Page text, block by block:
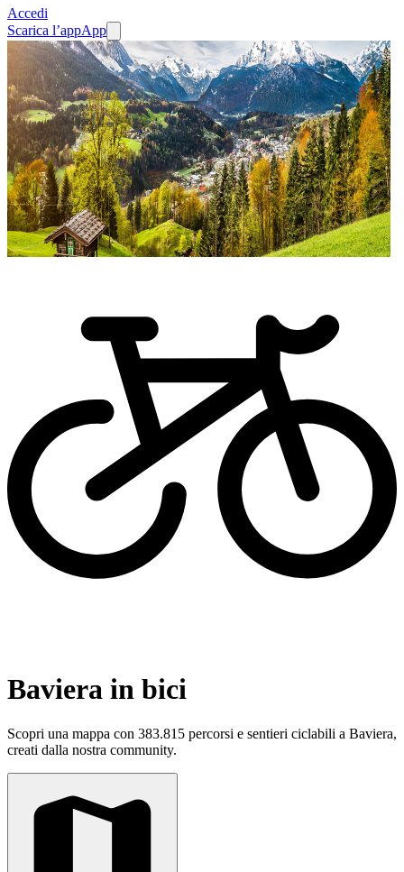
Accedi
Scarica l’appApp
Baviera in bici
Scopri una mappa con 383.815 percorsi e sentieri ciclabili a Baviera,
creati dalla nostra community.